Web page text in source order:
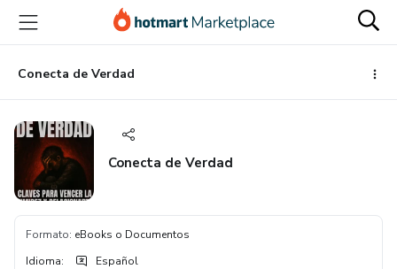
principal
página
de
página
Conecta de Verdad
Conecta de Verdad
Formato: eBooks o Documentos
Idioma: Español